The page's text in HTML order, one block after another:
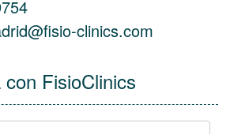
clinics.com
FisioClinics